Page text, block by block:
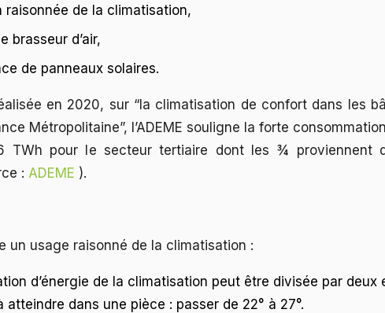
raisonnée de la climatisation,
brasseur d’air,
de panneaux solaires.
en 2020, sur “la climatisation de confort dans les
Métropolitaine”, l’ADEME souligne la forte
TWh pour le secteur tertiaire dont les ¾ proviennent
: ADEME ).
un usage raisonné de la climatisation :
d’énergie de la climatisation peut être divisée par deux
atteindre dans une pièce : passer de 22° à 27°.